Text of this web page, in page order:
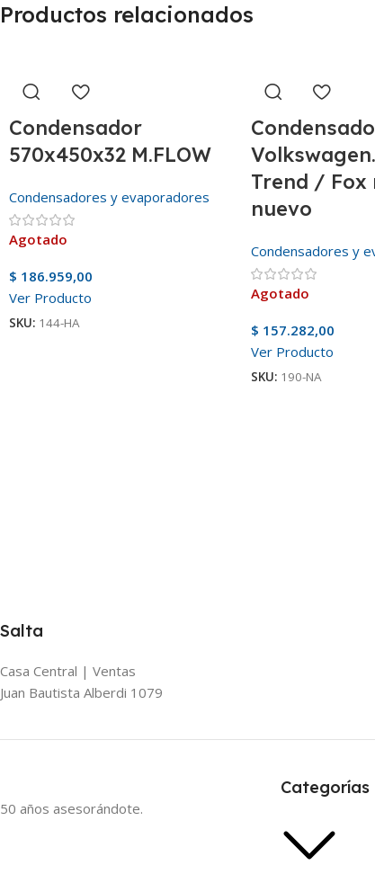
Productos relacionados
Condensador
570x450x32 M.FLOW
Condensadores y evaporadores
Agotado
$ 186.959,00
Ver Producto
SKU: 144-HA
Trend / Fox
nuevo
Condensadores y
Agotado
$ 157.282,00
Ver Producto
SKU: 190-NA
Salta
Casa Central | Ventas
Juan Bautista Alberdi 1079
50 años asesorándote.
Categorías